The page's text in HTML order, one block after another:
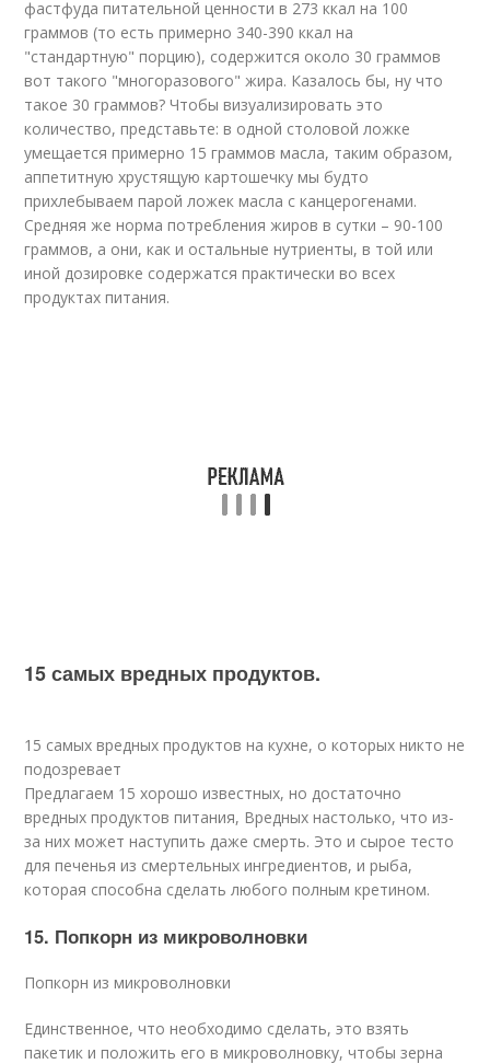
фастфуда питательной ценности в 273 ккал на 100
граммов (то есть примерно 340-390 ккал на
"стандартную" порцию), содержится около 30 граммов
вот такого "многоразового" жира. Казалось бы, ну что
такое 30 граммов? Чтобы визуализировать это
количество, представьте: в одной столовой ложке
умещается примерно 15 граммов масла, таким образом,
аппетитную хрустящую картошечку мы будто
прихлебываем парой ложек масла с канцерогенами.
Средняя же норма потребления жиров в сутки – 90-100
граммов, а они, как и остальные нутриенты, в той или
иной дозировке содержатся практически во всех
продуктах питания.
15 самых вредных продуктов.
15 самых вредных продуктов на кухне, о которых никто не
подозревает
Предлагаем 15 хорошо известных, но достаточно
вредных продуктов питания, Вредных настолько, что из-
за них может наступить даже смерть. Это и сырое тесто
для печенья из смертельных ингредиентов, и рыба,
которая способна сделать любого полным кретином.
15. Попкорн из микроволновки
Попкорн из микроволновки
Единственное, что необходимо сделать, это взять
пакетик и положить его в микроволновку, чтобы зерна